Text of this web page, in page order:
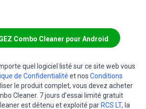
Combo Cleaner pour Android
quel logiciel listé sur ce site web vous
de Confidentialité et nos Conditions
le produit complet, vous devez acheter
Cleaner. 7 jours d’essai limité gratuit
est détenu et exploité par RCS LT, la